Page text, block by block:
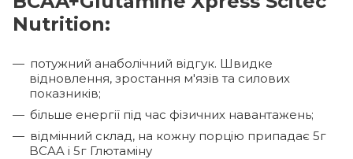
Nutrition:
потужний анаболічний відгук. Швидке
відновлення, зростання м'язів та силових
показників;
більше енергії під час фізичних навантажень;
відмінний склад, на кожну порцію припадає 5г
BCAA і 5г Глютаміну